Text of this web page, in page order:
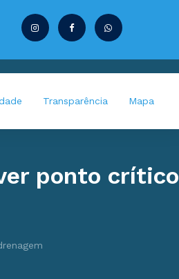
Transparência Mapa
ponto crítico